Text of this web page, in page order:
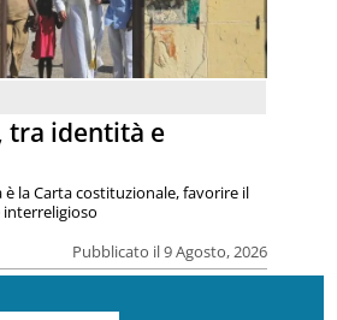
tra identità e
Pubblicato il 9 Agosto, 2026
la Carta costituzionale, favorire il